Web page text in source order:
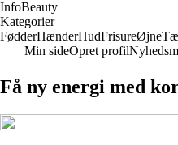
InfoBeauty
Kategorier
FødderHænderHudFrisureØjne
Min sideOpret profil
Få ny energi med